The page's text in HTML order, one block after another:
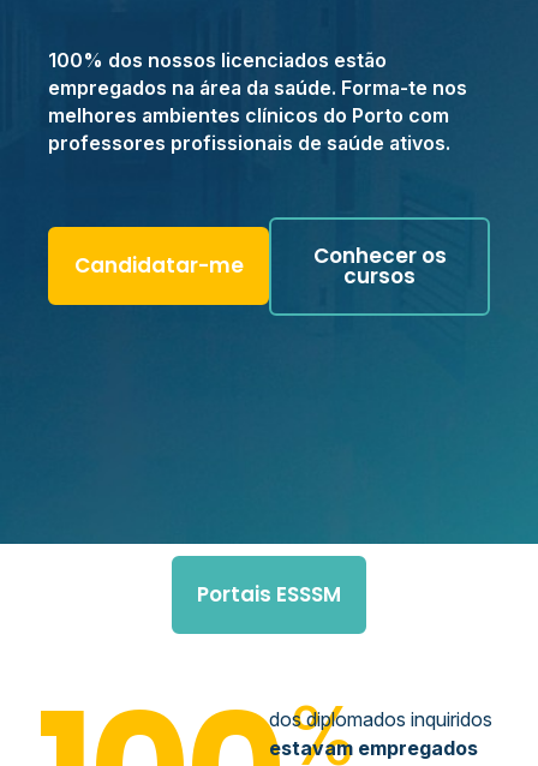
100% dos nossos licenciados estão
empregados na área da saúde. Forma-te nos
melhores ambientes clínicos do Porto com
professores profissionais de saúde ativos.
Candidatar-me Conhecer os
cursos
Portais ESSSM
%
dos diplomados inquiridos
estavam empregados